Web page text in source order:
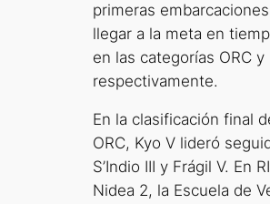
primeras
llegar a la meta en
en las categorías ORC y
respectivamente.
En la clasificación final
ORC, Kyo V lideró
S’Indio III y Frágil V. En
Nidea 2, la Escuela de